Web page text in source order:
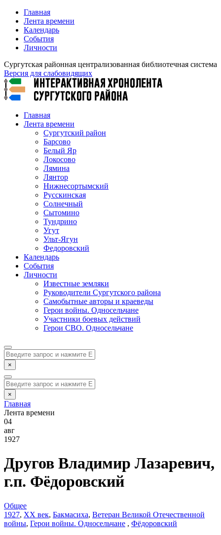
Главная
Лента времени
Календарь
События
Личности
Сургутская районная централизованная библиотечная система
Версия для слабовидящих
Главная
Лента времени
Сургутский район
Барсово
Белый Яр
Локосово
Лямина
Лянтор
Нижнесортымский
Русскинская
Солнечный
Сытомино
Тундрино
Угут
Ульт-Ягун
Федоровский
Календарь
События
Личности
Известные земляки
Руководители Сургутского района
Самобытные авторы и краеведы
Герои войны. Односельчане
Участники боевых действий
Герои СВО. Односельчане
×
×
Главная
Лента времени
04
авг
1927
Другов Владимир Лазаревич,
г.п. Фёдоровский
Общее
1927, XX век, Бакмасиха, Ветеран Великой Отечественной
войны, Герои войны. Односельчане , Фёдоровский